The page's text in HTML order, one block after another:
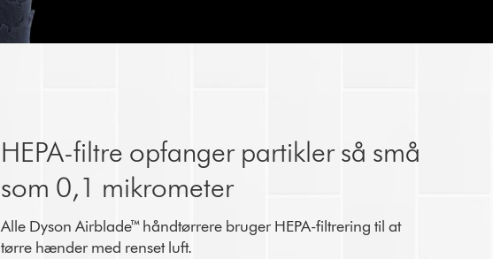
HEPA-filtre opfanger partikler så små
som 0,1 mikrometer
Alle Dyson Airblade™ håndtørrere bruger HEPA-filtrering til at
tørre hænder med renset luft.